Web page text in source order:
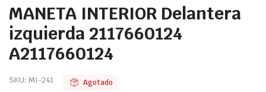
MANETA INTERIOR Delantera
izquierda 2117660124
A2117660124
SKU: MI-241 Agotado